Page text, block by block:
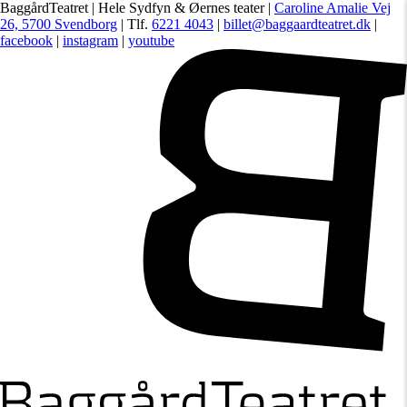
BaggårdTeatret | Hele Sydfyn & Øernes teater | Caroline Amalie Vej
26, 5700 Svendborg | Tlf. 6221 4043 | billet@baggaardteatret.dk |
facebook | instagram | youtube